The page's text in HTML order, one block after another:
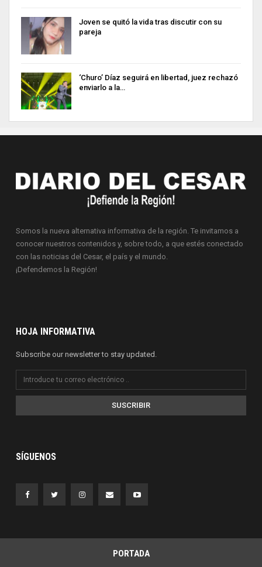
Joven se quitó la vida tras discutir con su
pareja
‘Churo’ Díaz seguirá en libertad, juez rechazó
enviarlo a la…
Somos la nueva alternativa informativa de la región. Te invitamos a
conocer nuestros contenidos y, sobre todo, a que estés conectado
con las noticias del Cesar, el país y el mundo.
¡Defendemos la Región!
HOJA INFORMATIVA
Subscribe our newsletter to stay updated.
SUSCRIBIR
SÍGUENOS
PORTADA